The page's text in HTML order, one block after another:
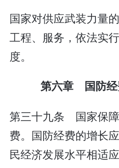
国家对供应武装力量
工程、服务，依法实
度。
第六章 国防经
第三十九条 国家保
费。国防经费的增长
民经济发展水平相适应